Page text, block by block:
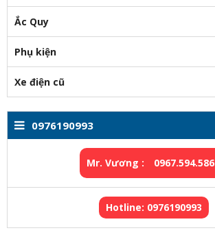
Ắc Quy
Phụ kiện
Xe điện cũ
0976190993
Mr. Vương : 0967.594.586
Hotline: 0976190993